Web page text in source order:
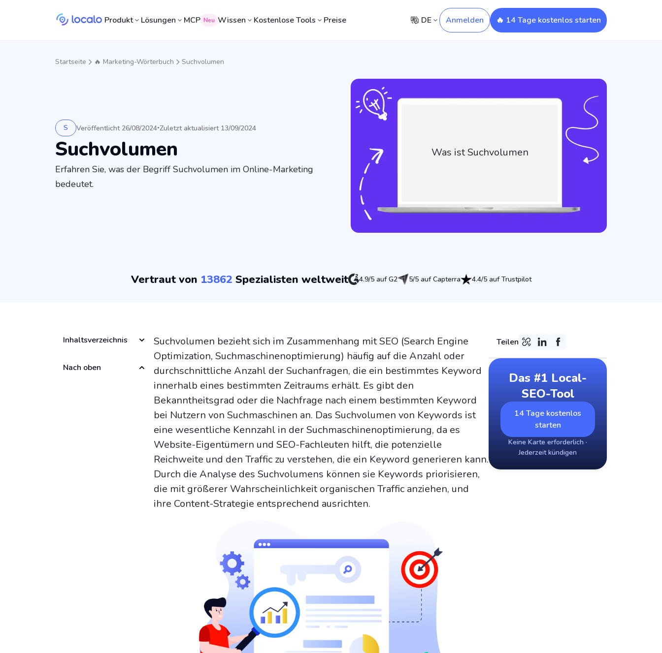
Produkt Lösungen MCP Neu Wissen Kostenlose Tools Preise DE Anmelden 🔥 14 Tage kostenlos starten
Startseite 🔥 Marketing-Wörterbuch Suchvolumen
S Veröffentlicht 26/08/2024•Zuletzt aktualisiert 13/09/2024
Suchvolumen
Erfahren Sie, was der Begriff Suchvolumen im Online-Marketing
bedeutet.
Was ist Suchvolumen
Vertraut von 13862 Spezialisten weltweit 4.9/5 auf G2 5/5 auf Capterra 4.4/5 auf Trustpilot
Inhaltsverzeichnis
Nach oben
Suchvolumen bezieht sich im Zusammenhang mit SEO (Search Engine
Optimization, Suchmaschinenoptimierung) häufig auf die Anzahl oder
durchschnittliche Anzahl der Suchanfragen, die ein bestimmtes Keyword
innerhalb eines bestimmten Zeitraums erhält. Es gibt den
Bekanntheitsgrad oder die Nachfrage nach einem bestimmten Keyword
bei Nutzern von Suchmaschinen an. Das Suchvolumen von Keywords ist
eine wesentliche Kennzahl in der Suchmaschinenoptimierung, da es
Website-Eigentümern und SEO-Fachleuten hilft, die potenzielle
Reichweite und den Traffic zu verstehen, die ein Keyword generieren kann.
Durch die Analyse des Suchvolumens können sie Keywords priorisieren,
die mit größerer Wahrscheinlichkeit organischen Traffic anziehen, und
ihre Content-Strategie entsprechend ausrichten.
Teilen
Das #1 Local-
SEO-Tool
14 Tage kostenlos
starten
Keine Karte erforderlich ·
Jederzeit kündigen